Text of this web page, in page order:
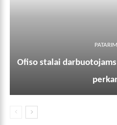
Ofiso stalai